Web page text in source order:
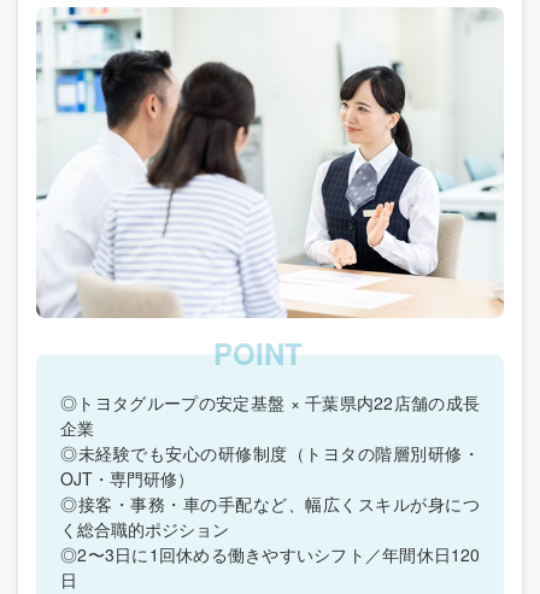
◎トヨタグループの安定基盤 × 千葉県内22店舗の成長
企業
◎未経験でも安心の研修制度（トヨタの階層別研修・
OJT・専門研修）
◎接客・事務・車の手配など、幅広くスキルが身につ
く総合職的ポジション
◎2〜3日に1回休める働きやすいシフト／年間休日120
日